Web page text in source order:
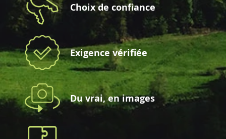
Choix de confiance
Exigence vérifiée
Du vrai, en images